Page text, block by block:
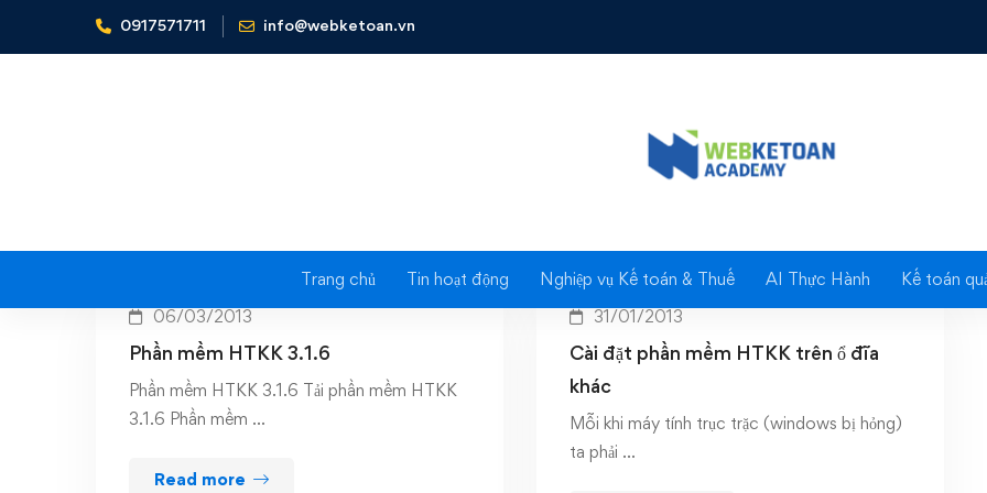
0917571711 info@webketoan.vn
Trang chủ Tin hoạt động Nghiệp vụ Kế toán & Thuế AI Thực Hành Kế toán
Home phan mem ho tro ke khai thue
06/03/2013
Phần mềm HTKK 3.1.6
Phần mềm HTKK 3.1.6 Tải phần mềm HTKK
3.1.6 Phần mềm …
Read more
31/01/2013
Cài đặt phần mềm HTKK trên ổ đĩa
khác
Mỗi khi máy tính trục trặc (windows bị hỏng)
ta phải …